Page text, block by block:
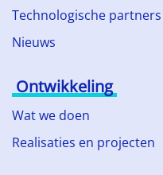
Technologische partners
Nieuws
Ontwikkeling
Wat we doen
Realisaties en projecten